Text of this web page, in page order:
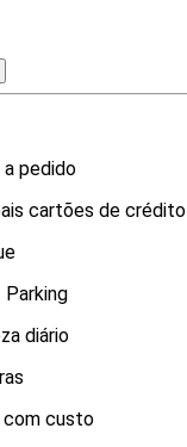
pedido
cartões de crédito
diário
custo